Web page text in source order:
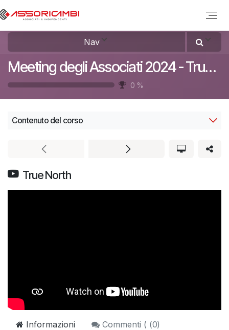
Nav
Meeting degli Associati 2024 - True North
0 %
Contenuto del corso
True North
Informazioni Commenti ( (0)